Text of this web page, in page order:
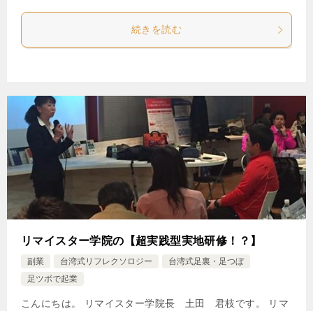
続きを読む
リマイスター学院の【超実践型実地研修！？】
副業 台湾式リフレクソロジー
台湾式足裏・足つぼ
足ツボで起業
こんにちは。 リマイスター学院長 土田 君枝です。 リマ